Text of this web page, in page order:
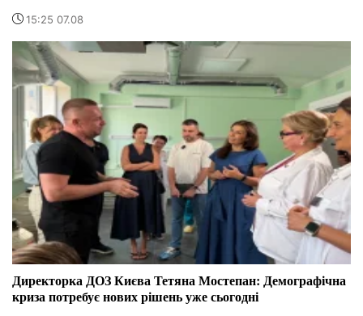
15:25 07.08
Директорка ДОЗ Києва Тетяна Мостепан: Демографічна
криза потребує нових рішень уже сьогодні